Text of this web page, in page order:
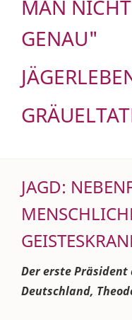
MAN
GENAU"
JAGD:
Der erste
Deutschland,